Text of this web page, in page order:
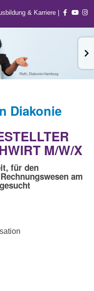
& Karriere |
Diakonie
M/W/X
für den
am